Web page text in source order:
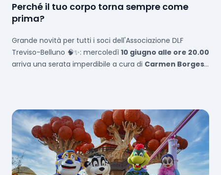
Perché il tuo corpo torna sempre come
prima?
Grande novità per tutti i soci dell'Associazione DLF
Treviso-Belluno 🧠✨: mercoledì 10 giugno alle ore 20.00
arriva una serata imperdibile a cura di Carmen Borgese
esterni. Posti limitati, prenota subito! 🙌